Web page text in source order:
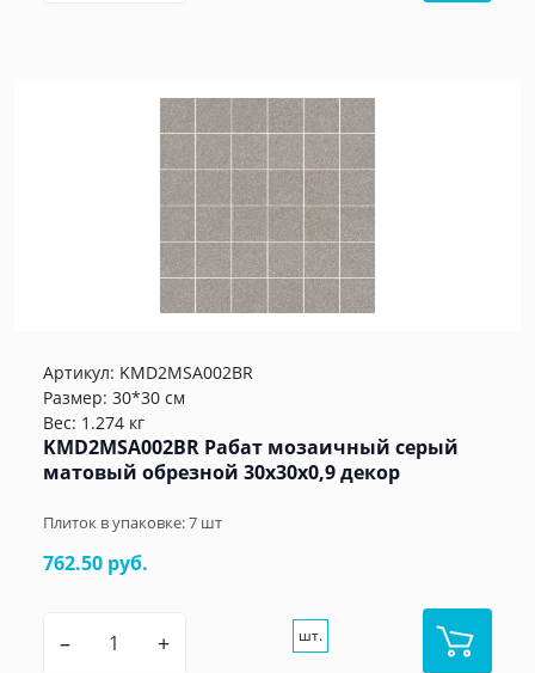
Артикул: KMD2MSA002BR
Размер: 30*30 см
Вес: 1.274 кг
KMD2MSA002BR Рабат мозаичный серый
матовый обрезной 30x30x0,9 декор
Плиток в упаковке:7 шт
762.50 руб.
– + шт.